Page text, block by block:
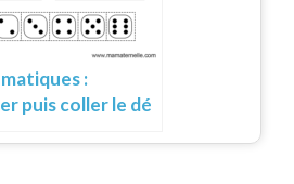
:
puis coller le dé